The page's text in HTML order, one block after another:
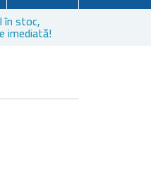
în stoc,
imediată!